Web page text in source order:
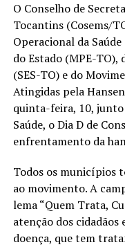
O Conselho de
Tocantins (Cosems/
Operacional da
do Estado (MPE-TO),
(SES-TO) e do
Atingidas pela
quinta-feira, 10, junto
Saúde, o Dia D de
enfrentamento da
Todos os municípios
ao movimento. A
lema “Quem Trata,
atenção dos cidadãos
doença, que tem